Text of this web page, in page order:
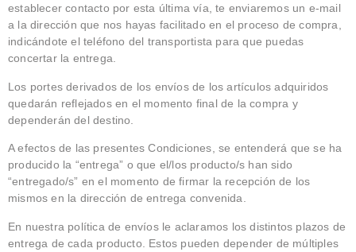
establecer contacto por esta última vía, te enviaremos un e-mail
a la dirección que nos hayas facilitado en el proceso de compra,
indicándote el teléfono del transportista para que puedas
concertar la entrega.
Los portes derivados de los envíos de los artículos adquiridos
quedarán reflejados en el momento final de la compra y
dependerán del destino.
A efectos de las presentes Condiciones, se entenderá que se ha
producido la “entrega” o que el/los producto/s han sido
“entregado/s” en el momento de firmar la recepción de los
mismos en la dirección de entrega convenida.
En nuestra política de envíos le aclaramos los distintos plazos de
entrega de cada producto. Estos pueden depender de múltiples